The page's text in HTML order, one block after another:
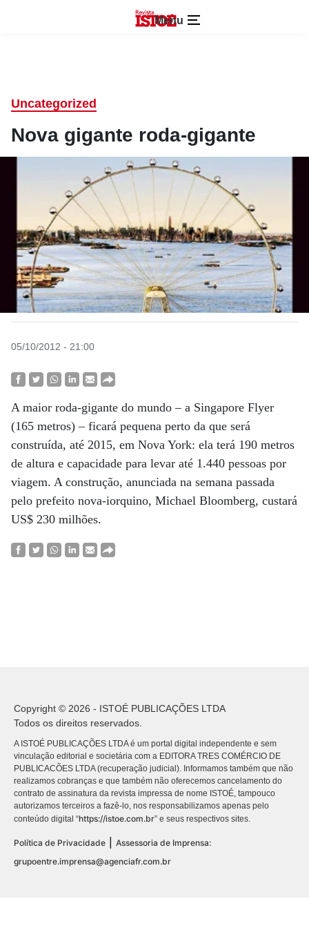
Menu
Uncategorized
Nova gigante roda-gigante
05/10/2012 - 21:00
A maior roda-gigante do mundo – a Singapore Flyer
(165 metros) – ficará pequena perto da que será
construída, até 2015, em Nova York: ela terá 190 metros
de altura e capacidade para levar até 1.440 pessoas por
viagem. A construção, anunciada na semana passada
pelo prefeito nova-iorquino, Michael Bloomberg, custará
US$ 230 milhões.
Copyright © 2026 - ISTOÉ PUBLICAÇÕES LTDA
Todos os direitos reservados.
A ISTOÉ PUBLICAÇÕES LTDA é um portal digital independente e sem
vinculação editorial e societária com a EDITORA TRES COMÉRCIO DE
PUBLICACÕES LTDA (recuperação judicial). Informamos também que não
realizamos cobranças e que também não oferecemos cancelamento do
contrato de assinatura da revista impressa de nome ISTOÉ, tampouco
autorizamos terceiros a fazê-lo, nos responsabilizamos apenas pelo
conteúdo digital “https://istoe.com.br” e seus respectivos sites.
Política de Privacidade
Assessoria de Imprensa:
grupoentre.imprensa@agenciafr.com.br